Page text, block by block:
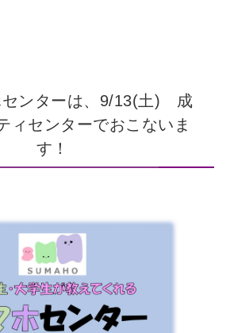
センターは、9/13(土) 成
ィセンターでおこないま
す！